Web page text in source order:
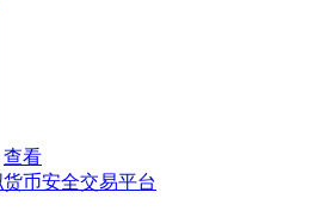
查看
币安全交易平台